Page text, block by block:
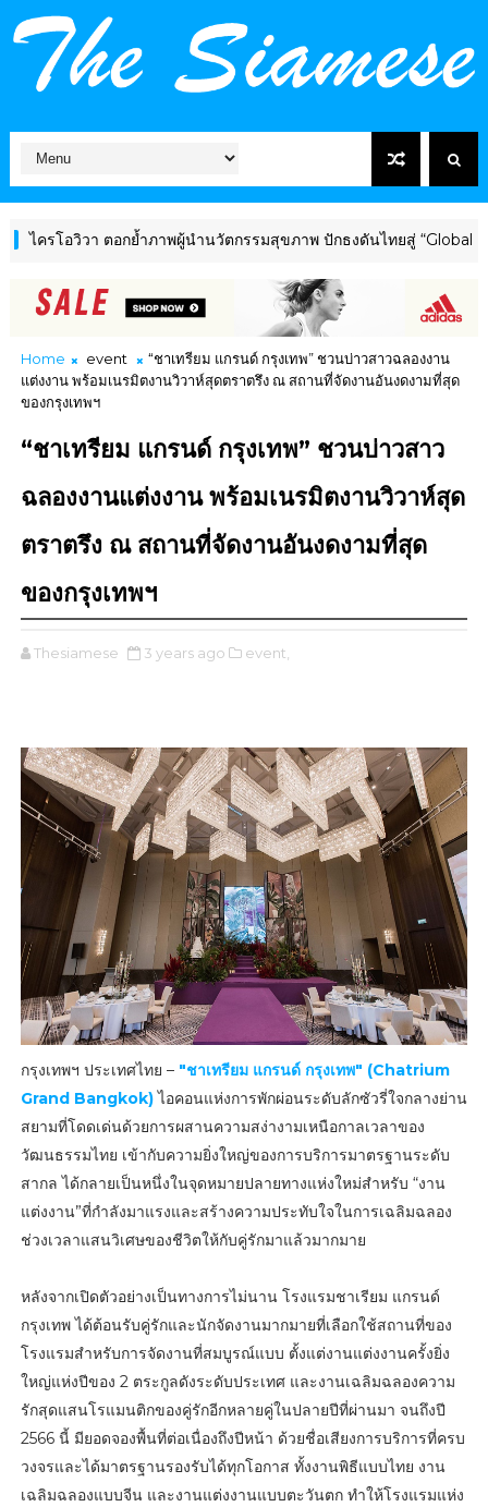
วิวา ตอกย้ำภาพผู้นำนวัตกรรมสุขภาพ ปักธงดันไทยสู่ “Global
Home event
“ชาเทรียม แกรนด์ กรุงเทพ” ชวนบ่าวสาวฉลองงาน
แต่งงาน พร้อมเนรมิตงานวิวาห์สุดตราตรึง ณ สถานที่จัดงานอันงดงามที่สุด
ของกรุงเทพฯ
“ชาเทรียม แกรนด์ กรุงเทพ” ชวนบ่าวสาว
ฉลองงานแต่งงาน พร้อมเนรมิตงานวิวาห์สุด
ตราตรึง ณ สถานที่จัดงานอันงดงามที่สุด
ของกรุงเทพฯ
Thesiamese 3 years ago event,
กรุงเทพฯ ประเทศไทย – "ชาเทรียม แกรนด์ กรุงเทพ" (Chatrium
Grand Bangkok)ไอคอนแห่งการพักผ่อนระดับลักซัวรี่ใจกลางย่าน
สยามที่โดดเด่นด้วยการผสานความสง่างามเหนือกาลเวลาของ
วัฒนธรรมไทย เข้ากับความยิ่งใหญ่ของการบริการมาตรฐานระดับ
สากล ได้กลายเป็นหนึ่งในจุดหมายปลายทางแห่งใหม่สำหรับ “งาน
แต่งงาน”ที่กำลังมาแรงและสร้างความประทับใจในการเฉลิมฉลอง
ช่วงเวลาแสนวิเศษของชีวิตให้กับคู่รักมาแล้วมากมาย
หลังจากเปิดตัวอย่างเป็นทางการไม่นาน โรงแรมชาเรียม แกรนด์
กรุงเทพ ได้ต้อนรับคู่รักและนักจัดงานมากมายที่เลือกใช้สถานที่ของ
โรงแรมสำหรับการจัดงานที่สมบูรณ์แบบ ตั้งแต่งานแต่งงานครั้งยิ่ง
ใหญ่แห่งปีของ 2 ตระกูลดังระดับประเทศ และงานเฉลิมฉลองความ
รักสุดแสนโรแมนติกของคู่รักอีกหลายคู่ในปลายปีที่ผ่านมา จนถึงปี
2566 นี้ มียอดจองพื้นที่ต่อเนื่องถึงปีหน้า ด้วยชื่อเสียงการบริการที่ครบ
วงจรและได้มาตรฐานรองรับได้ทุกโอกาส ทั้งงานพิธีแบบไทย งาน
เฉลิมฉลองแบบจีน และงานแต่งงานแบบตะวันตก ทำให้โรงแรมแห่ง